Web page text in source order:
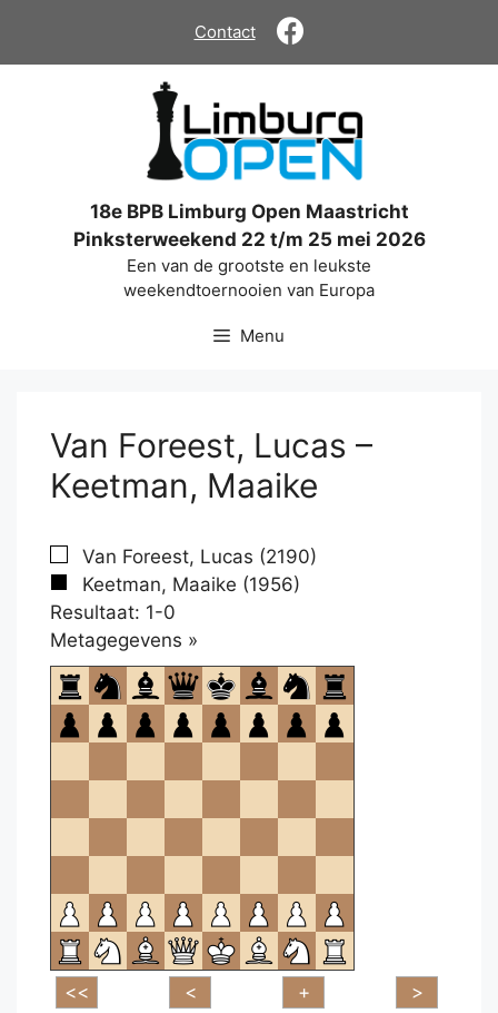
de
Contact
18e BPB Limburg Open Maastricht
Pinksterweekend 22 t/m 25 mei 2026
Een van de grootste en leukste
weekendtoernooien van Europa
Menu
Van Foreest, Lucas –
Keetman, Maaike
Van Foreest, Lucas (2190)
Keetman, Maaike (1956)
Resultaat: 1-0
Metagegevens »
om
te
openen.